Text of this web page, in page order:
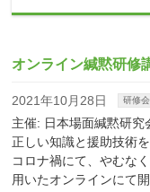
オンライン緘黙研修
2021年10月28日 研修会
主催: 日本場面緘黙研究
正しい知識と援助技術
コロナ禍にて、やむな
用いたオンラインにて